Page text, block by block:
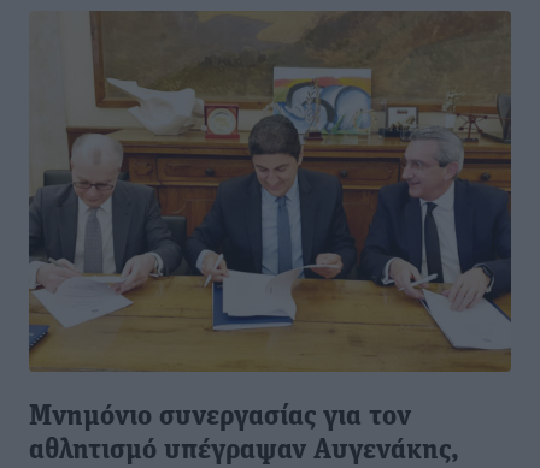
Μνημόνιο συνεργασίας για τον
αθλητισμό υπέγραψαν Αυγενάκης,